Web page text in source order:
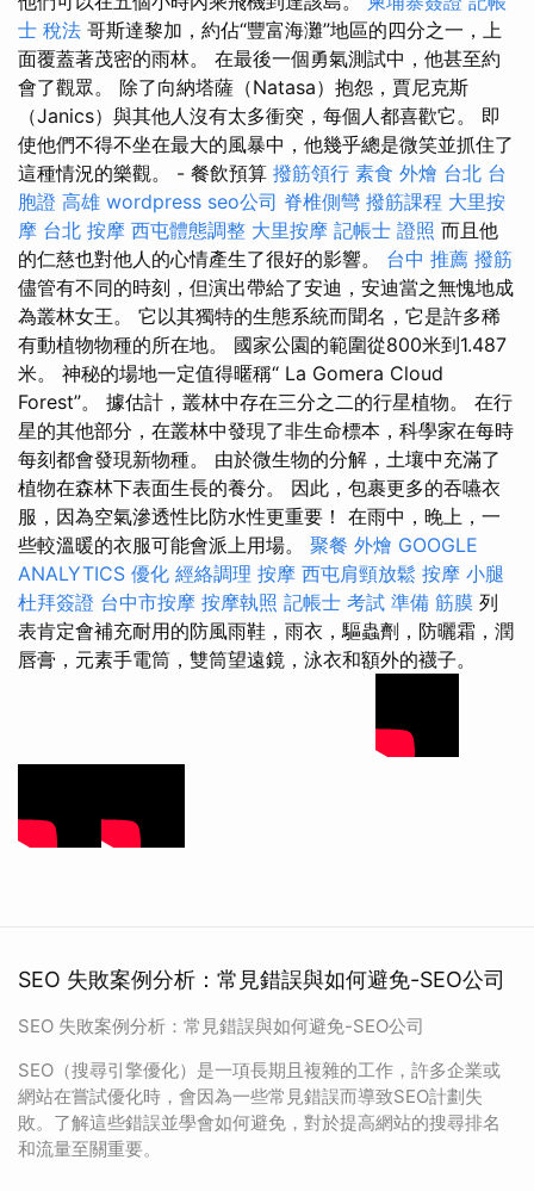
士 稅法 哥斯達黎加，約佔“豐富海灘”地區的四分之一，上
面覆蓋著茂密的雨林。 在最後一個勇氣測試中，他甚至約
會了觀眾。 除了向納塔薩（Natasa）抱怨，賈尼克斯
（Janics）與其他人沒有太多衝突，每個人都喜歡它。 即
使他們不得不坐在最大的風暴中，他幾乎總是微笑並抓住了
這種情況的樂觀。 - 餐飲預算 撥筋領行 素食 外燴 台北 台
胞證 高雄 wordpress seo公司 脊椎側彎 撥筋課程 大里按
摩 台北 按摩 西屯體態調整 大里按摩 記帳士 證照 而且他
的仁慈也對他人的心情產生了很好的影響。 台中 推薦 撥筋
儘管有不同的時刻，但演出帶給了安迪，安迪當之無愧地成
為叢林女王。 它以其獨特的生態系統而聞名，它是許多稀
有動植物物種的所在地。 國家公園的範圍從800米到1.487
米。 神秘的場地一定值得暱稱“ La Gomera Cloud
Forest”。 據估計，叢林中存在三分之二的行星植物。 在行
星的其他部分，在叢林中發現了非生命標本，科學家在每時
每刻都會發現新物種。 由於微生物的分解，土壤中充滿了
植物在森林下表面生長的養分。 因此，包裹更多的吞嚥衣
服，因為空氣滲透性比防水性更重要！ 在雨中，晚上，一
些較溫暖的衣服可能會派上用場。 聚餐 外燴 GOOGLE
ANALYTICS 優化 經絡調理 按摩 西屯肩頸放鬆 按摩 小腿
杜拜簽證 台中市按摩 按摩執照 記帳士 考試 準備 筋膜 列
表肯定會補充耐用的防風雨鞋，雨衣，驅蟲劑，防曬霜，潤
唇膏，元素手電筒，雙筒望遠鏡，泳衣和額外的襪子。
SEO 失敗案例分析：常見錯誤與如何避免-SEO公司
SEO 失敗案例分析：常見錯誤與如何避免-SEO公司
SEO（搜尋引擎優化）是一項長期且複雜的工作，許多企業或
網站在嘗試優化時，會因為一些常見錯誤而導致SEO計劃失
敗。了解這些錯誤並學會如何避免，對於提高網站的搜尋排名
和流量至關重要。